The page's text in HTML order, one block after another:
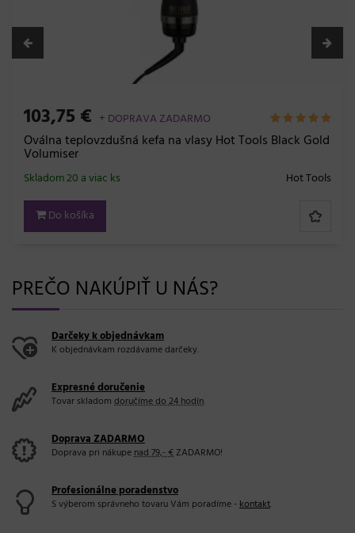
103,75 € + DOPRAVA ZADARMO
Oválna teplovzdušná kefa na vlasy Hot Tools Black Gold
Volumiser
Hot Tools
Skladom 20 a viac ks
Do košíka
PREČO NAKÚPIŤ U NÁS?
Darčeky k objednávkam
K objednávkam rozdávame darčeky.
Expresné doručenie
Tovar skladom doručíme do 24 hodín.
Doprava ZADARMO
Doprava pri nákupenad 79,- €ZADARMO!
Profesionálne poradenstvo
S výberom správneho tovaru Vám poradíme -kontakt.